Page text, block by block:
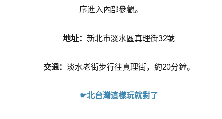
序進入內部參觀。
地址： 新北市淡水區真理街32號
交通： 淡水老街步行往真理街，約20分鐘。
☛北台灣這樣玩就對了